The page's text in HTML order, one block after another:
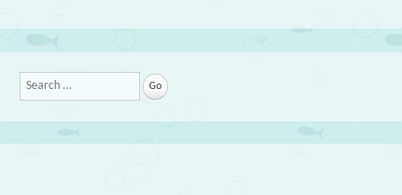
Search